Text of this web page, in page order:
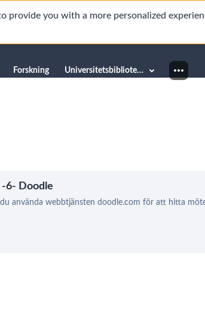
you with a more personalized
Forskning Universitetsbiblioteket
6- Doodle
använda webbtjänsten doodle.com för att hitta